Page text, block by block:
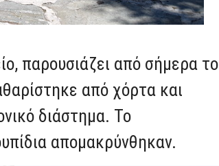
παρουσιάζει από σήμερα το
από χόρτα και
διάστημα. Το
απομακρύνθηκαν.